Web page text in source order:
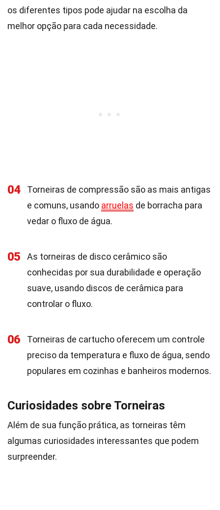
os diferentes tipos pode ajudar na escolha da
melhor opção para cada necessidade.
04
Torneiras de compressão são as mais antigas
e comuns, usando arruelas de borracha para
vedar o fluxo de água.
05
As torneiras de disco cerâmico são
conhecidas por sua durabilidade e operação
suave, usando discos de cerâmica para
controlar o fluxo.
06
Torneiras de cartucho oferecem um controle
preciso da temperatura e fluxo de água, sendo
populares em cozinhas e banheiros modernos.
Curiosidades sobre Torneiras
Além de sua função prática, as torneiras têm
algumas curiosidades interessantes que podem
surpreender.